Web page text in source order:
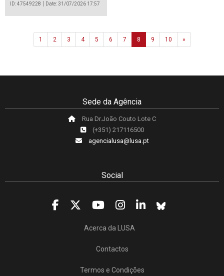
ID: 47549228 Date: 31/07/2026 17:57
1 2 3 4 5 6 7 8 9 10 »Next
Sede da Agência
Rua Dr.João Couto Lote C
(+351) 217116500
agencialusa@lusa.pt
Social
Acerca da LUSA
Contactos
Termos e Condições